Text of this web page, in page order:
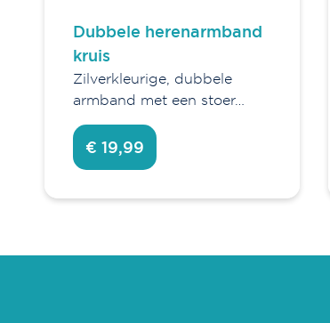
Dubbele herenarmband
kruis
Zilverkleurige, dubbele
armband met een stoer…
€ 19,99